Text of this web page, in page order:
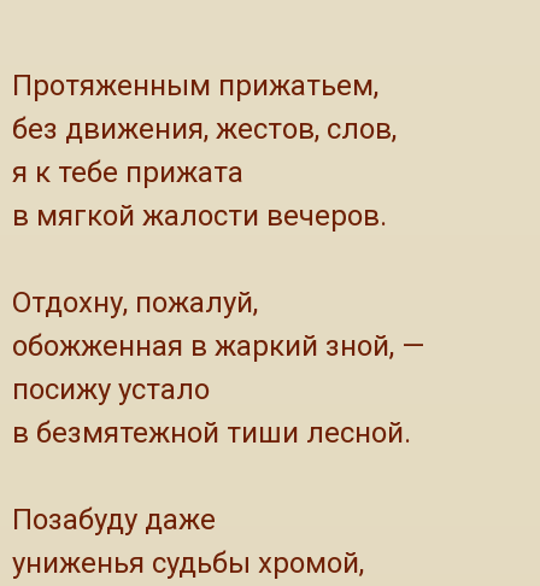
Протяженным прижатьем,
без движения, жестов, слов,
я к тебе прижата
в мягкой жалости вечеров.
Отдохну, пожалуй,
обожженная в жаркий зной, —
посижу устало
в безмятежной тиши лесной.
Позабуду даже
униженья судьбы хромой,